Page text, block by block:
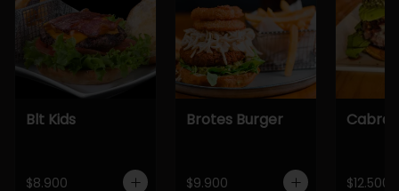
Blt Kids
$8.900
Brotes Burger
$9.900
Cabra
$12.500